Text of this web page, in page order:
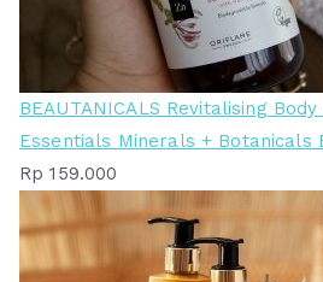
BEAUTANICALS Revitalising
Essentials Minerals + Botanicals
Rp 159.000